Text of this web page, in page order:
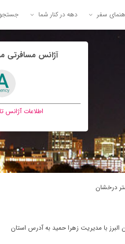
سفر دهه در کنار شما جستجو
آژانس مسافرتی
اطلاعات آژانس
درخشان
با مدیریت زهرا حميد به آدرس استان